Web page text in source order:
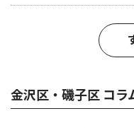
金沢区・磯子区 コラ